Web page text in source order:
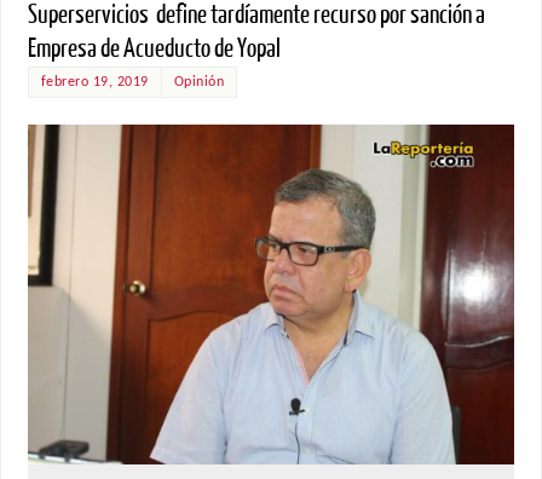
Superservicios define tardíamente recurso por sanción a
Empresa de Acueducto de Yopal
febrero 19, 2019 Opinión